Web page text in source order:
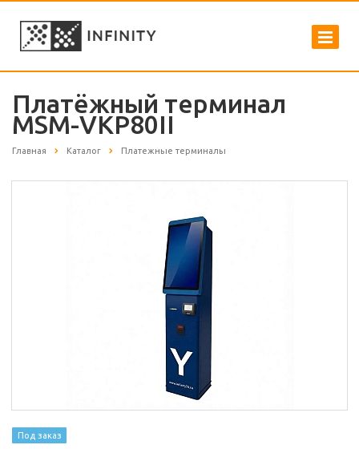
Платёжный терминал
MSM-VKP80II
Главная Каталог Платежные терминалы
Под заказ